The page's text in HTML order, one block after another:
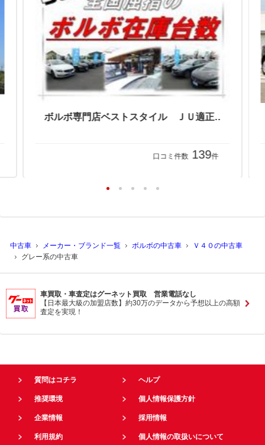
オートプラネット名古屋 株式会社ホワイトハウス正規ディーラーグループ ボルボ専門店ベストスタイル ＪＵ適正販売店
口コミ件数 139件
中古車 メーカー・ブランド一覧 ボルボの中古車
Ｖ４０の中古車
グレー系の中古車
車買取・車査定はグーネット買取 営業電話なし
【日本最大級の加盟店数】約30万のデータから予想以上の高額
査定を実現！
質問はコチラ ヘルプ
推奨環境 個人情報保護方針
企業情報 採用情報
利用規約 個人情報の取扱いについて